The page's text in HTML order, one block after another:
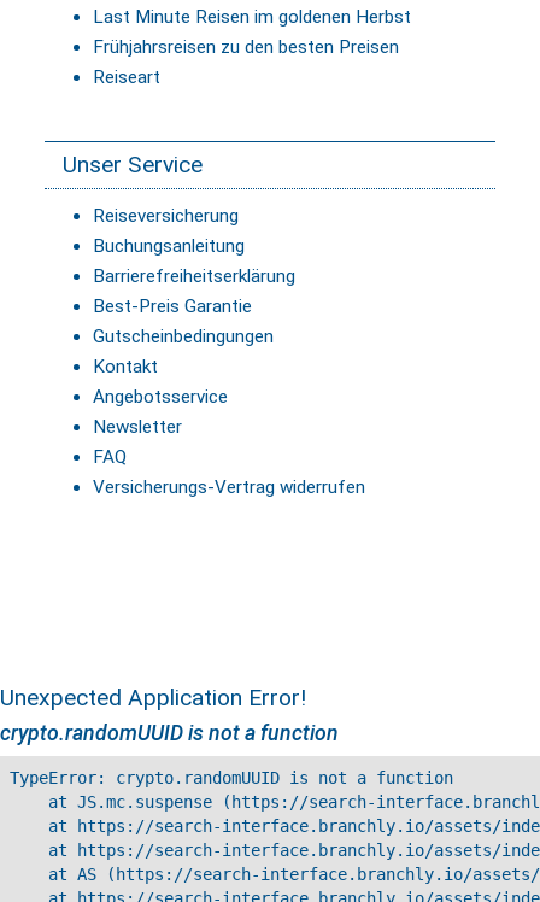
Last Minute Reisen im goldenen Herbst
Frühjahrsreisen zu den besten Preisen
Reiseart
Unser Service
Reiseversicherung
Buchungsanleitung
Barrierefreiheitserklärung
Best-Preis Garantie
Gutscheinbedingungen
Kontakt
Angebotsservice
Newsletter
FAQ
Versicherungs-Vertrag widerrufen
Unexpected Application Error!
crypto.randomUUID is not a function
TypeError: crypto.randomUUID is not a function
at JS.mc.suspense (https://search-
at https://search-interface.branchly.io/assets/
at https://search-interface.branchly.io/assets/
at AS (https://search-interface.branchly.io/